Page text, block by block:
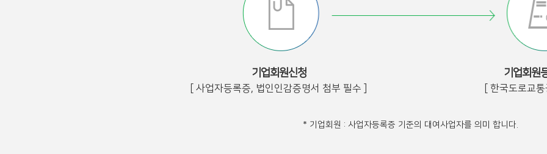
기업회원신청
[ 사업자등록증, 법인인감증명서 첨부 필수 ]
기업회원
[ 한국도로교
* 기업회원 : 사업자등록증 기준의 대여사업자를 의미 합니다.